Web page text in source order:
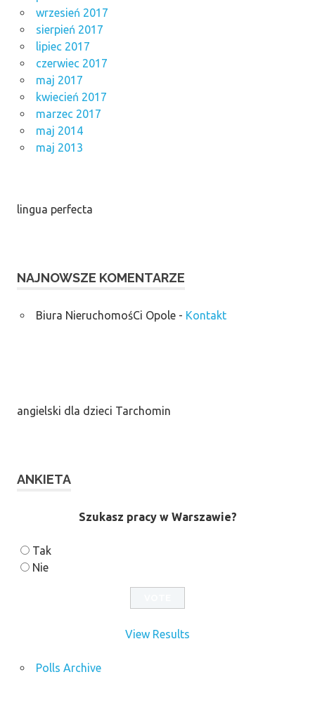
wrzesień 2017
sierpień 2017
lipiec 2017
czerwiec 2017
maj 2017
kwiecień 2017
marzec 2017
maj 2014
maj 2013
lingua perfecta
NAJNOWSZE KOMENTARZE
Biura NieruchomośCi Opole- Kontakt
angielski dla dzieci Tarchomin
ANKIETA
Szukasz pracy w Warszawie?
Tak
Nie
View Results
Polls Archive